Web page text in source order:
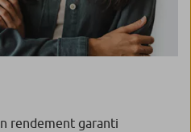
rendement garanti